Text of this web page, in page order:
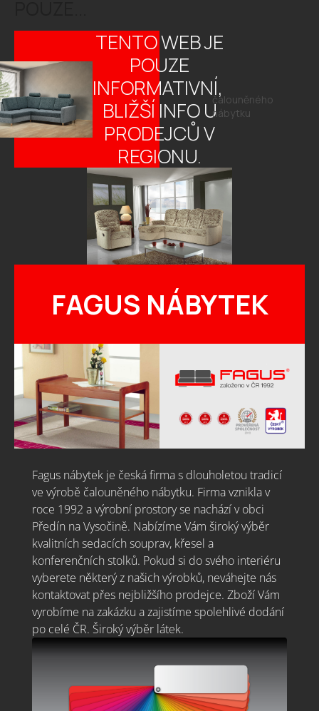
TENTO WEB JE
POUZE
INFORMATIVNÍ,
BLIŽŠÍ INFO U
PRODEJCŮ V
REGIONU.
čalouněného
nábytku
FAGUS NÁBYTEK
Fagus nábytek je česká firma s dlouholetou tradicí
ve výrobě čalouněného nábytku. Firma vznikla v
roce 1992 a výrobní prostory se nachází v obci
Předín na Vysočině. Nabízíme Vám široký výběr
kvalitních sedacích souprav, křesel a
konferenčních stolků. Pokud si do svého interiéru
vyberete některý z našich výrobků, neváhejte nás
kontaktovat přes nejbližšího prodejce. Zboží Vám
vyrobíme na zakázku a zajistíme spolehlivé dodání
po celé ČR. Široký výběr látek.